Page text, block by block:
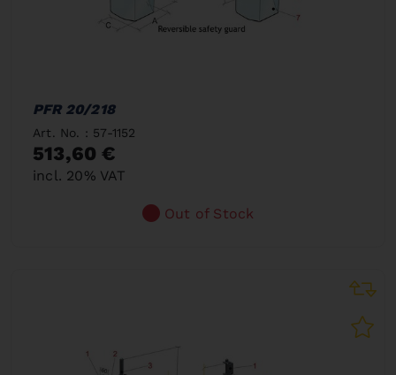
PFR 20/218
Art. No. : 57-1152
513,60 €
incl. 20% VAT
Out of Stock